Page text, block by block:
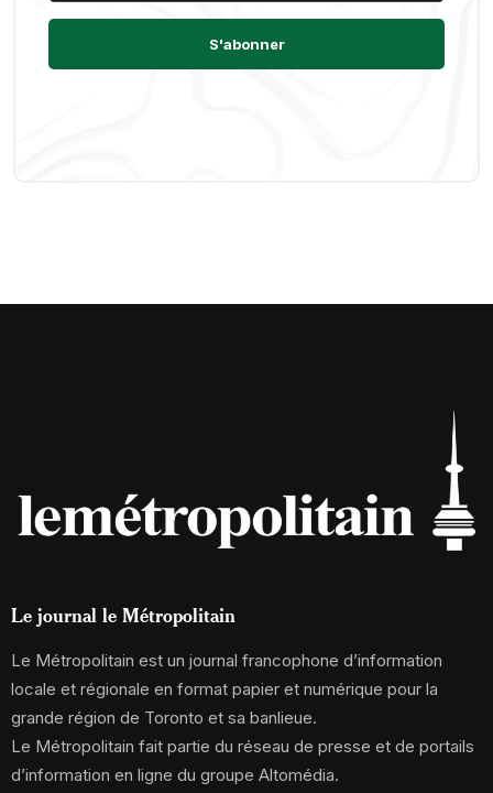
Le journal le Métropolitain
Le Métropolitain est un journal francophone d’information
locale et régionale en format papier et numérique pour la
grande région de Toronto et sa banlieue.
Le Métropolitain fait partie du réseau de presse et de portails
d’information en ligne du groupe Altomédia.